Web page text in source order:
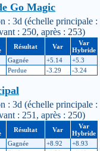
Go Magic
: 3d (échelle principale :
: 250, après : 253)
Résultat Var
Var
Hybride
Gagnée +5.14
+5.3
Perdue -3.29 -3.24
: 3d (échelle principale :
: 251, après : 250)
Résultat Var
Var
Hybride
Gagnée +8.92
+8.93